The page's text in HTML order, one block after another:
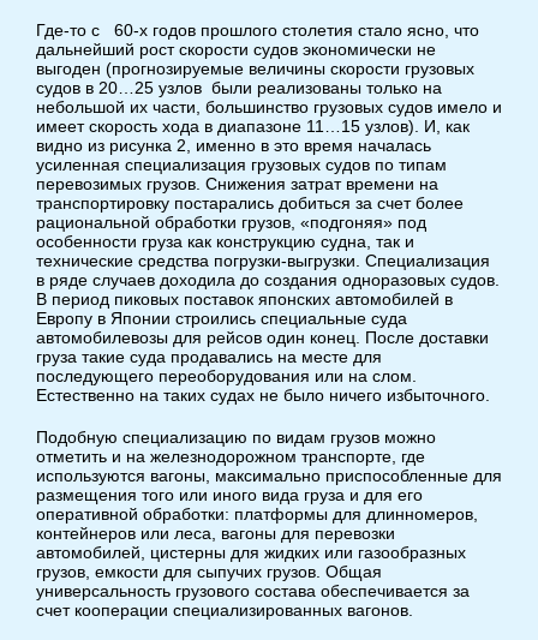
Где-то с 60-х годов прошлого столетия стало ясно, что
дальнейший рост скорости судов экономически не
выгоден (прогнозируемые величины скорости грузовых
судов в 20…25 узлов были реализованы только на
небольшой их части, большинство грузовых судов имело и
имеет скорость хода в диапазоне 11…15 узлов). И, как
видно из рисунка 2, именно в это время началась
усиленная специализация грузовых судов по типам
перевозимых грузов. Снижения затрат времени на
транспортировку постарались добиться за счет более
рациональной обработки грузов, «подгоняя» под
особенности груза как конструкцию судна, так и
технические средства погрузки-выгрузки. Специализация
в ряде случаев доходила до создания одноразовых судов.
В период пиковых поставок японских автомобилей в
Европу в Японии строились специальные суда
автомобилевозы для рейсов один конец. После доставки
груза такие суда продавались на месте для
последующего переоборудования или на слом.
Естественно на таких судах не было ничего избыточного.
Подобную специализацию по видам грузов можно
отметить и на железнодорожном транспорте, где
используются вагоны, максимально приспособленные для
размещения того или иного вида груза и для его
оперативной обработки: платформы для длинномеров,
контейнеров или леса, вагоны для перевозки
автомобилей, цистерны для жидких или газообразных
грузов, емкости для сыпучих грузов. Общая
универсальность грузового состава обеспечивается за
счет кооперации специализированных вагонов.